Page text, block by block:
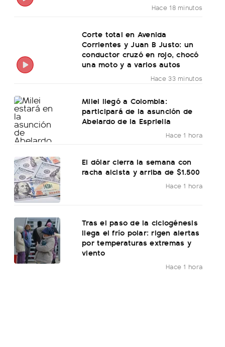
Hace 18 minutos
Corte total en Avenida
Corrientes y Juan B Justo: un
conductor cruzó en rojo, chocó
una moto y a varios autos
Hace 33 minutos
Milei llegó a Colombia:
participará de la asunción de
Abelardo de la Espriella
Hace 1 hora
El dólar cierra la semana con
racha alcista y arriba de $1.500
Hace 1 hora
Tras el paso de la ciclogénesis
llega el frío polar: rigen alertas
por temperaturas extremas y
viento
Hace 1 hora